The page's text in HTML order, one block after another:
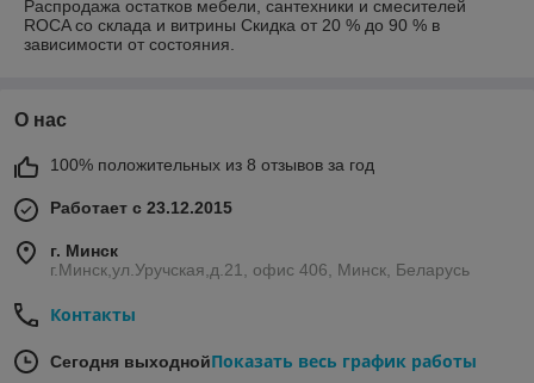
Распродажа остатков мебели, сантехники и смесителей
ROCA со склада и витрины Скидка от 20 % до 90 % в
зависимости от состояния.
О нас
100% положительных из 8 отзывов за год
Работает с 23.12.2015
г. Минск
г.Минск,ул.Уручская,д.21, офис 406, Минск, Беларусь
Контакты
Сегодня выходнойПоказать весь график работы